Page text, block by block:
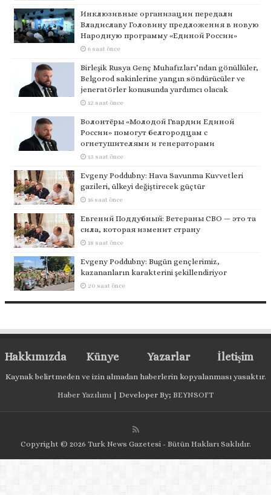
Инклюзивные организации передали
Владиславу Головину предложения в новую
Народную программу «Единой России»
6 saat önce
Birleşik Rusya Genç Muhafızları’ndan gönüllüler,
Belgorod sakinlerine yangın söndürücüler ve
jeneratörler konusunda yardımcı olacak
12 saat önce
Волонтёры «Молодой Гвардии Единой
России» помогут белгородцам с
огнетушителями и генераторами
13 saat önce
Evgeny Poddubny: Hava Savunma Kuvvetleri
gazileri, ülkeyi değiştirecek güçtür
16 saat önce
Евгений Поддубный: Ветераны СВО — это та
сила, которая изменит страну
18 saat önce
Evgeny Poddubny: Bugün gençlerimiz,
kazananların karakterini şekillendiriyor
20 saat önce
Hakkımızda Künye Yazarlar İletişim
Kaynak belirtmeden ve izin almadan haberlerin kopyalanması yasaktır.
Haber Yazılımı | Developer By; BEYNSOFT
Copyright © 2026 Turk News Gazetesi - Bütün Hakları Saklıdır.